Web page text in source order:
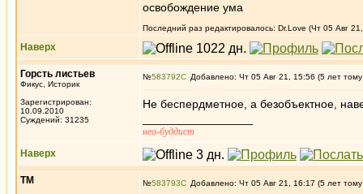
освобождение ума
Последний раз редактировалось: Dr.Love (Чт 05 Авг
Наверх
Горсть листьев
Фикус, Историк
Зарегистрирован:
10.09.2010
Суждений: 31235
№583792 Добавлено: Чт 05 Авг 21, 15:56 (5 лет
Не беспердметное, а безобъектное,
нео-буддист
Наверх
ТМ №583793 Добавлено: Чт 05 Авг 21, 16:17 (5 лет